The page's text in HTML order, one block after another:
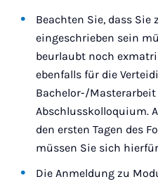
Beachten Sie, dass
eingeschrieben sein
beurlaubt noch
ebenfalls für die
Bachelor-/Masterarbeit
Abschlusskolloquium.
den ersten Tagen des
müssen Sie sich
Die Anmeldung zu